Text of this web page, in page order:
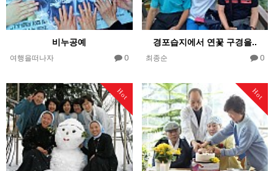
비누공예
여행을떠나자 0
경포습지에서 연꽃 구경을..
최종순 0
Hot Hot